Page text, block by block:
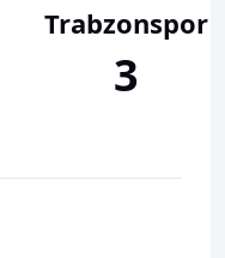
Trabzonspor
3